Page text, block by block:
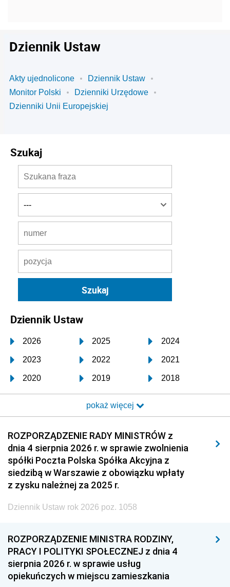
Dziennik Ustaw
Akty ujednolicone
Dziennik Ustaw
Monitor Polski
Dzienniki Urzędowe
Dzienniki Unii Europejskiej
Szukaj
Dziennik Ustaw
2026 2025 2024
2023 2022 2021
2020 2019 2018
2017 2016 2015
2014 2013 2012
2011 2010 2009
2008 2007 2006
2005 2004 2003
2002 2001
1999 1998
1993 1992 1991
1990 1989
1987 1986 1985
pokaż więcej
ROZPORZĄDZENIE RADY MINISTRÓW z
dnia 4 sierpnia 2026 r. w sprawie zwolnienia
spółki Poczta Polska Spółka Akcyjna z
siedzibą w Warszawie z obowiązku wpłaty
z zysku należnej za 2025 r.
Dziennik Ustaw rok 2026 poz. 1058
ROZPORZĄDZENIE MINISTRA RODZINY,
PRACY I POLITYKI SPOŁECZNEJ z dnia 4
sierpnia 2026 r. w sprawie usług
opiekuńczych w miejscu zamieszkania